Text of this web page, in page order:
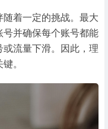
着一定的挑战。最大
并确保每个账号都能
流量下滑。因此，理
。